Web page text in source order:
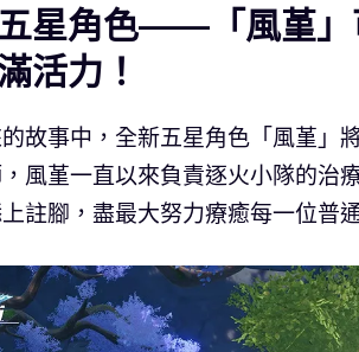
星角色——「風堇」
活力！
故事中，全新五星角色「風堇」
風堇一直以來負責逐火小隊的治
註腳，盡最大努力療癒每一位普